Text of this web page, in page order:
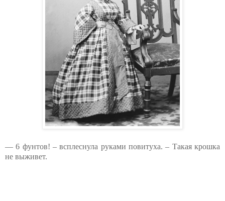
— 6 фунтов! – всплеснула руками повитуха. – Такая крошка
не выживет.